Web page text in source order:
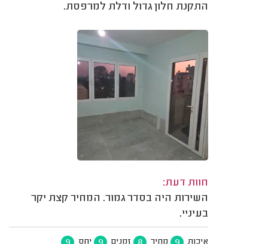
התקנת חלון גדול ודלת למרפסת.
חוות דעת:
השירות היה בסדר גמור. המחיר קצת יקר
בעיניי.